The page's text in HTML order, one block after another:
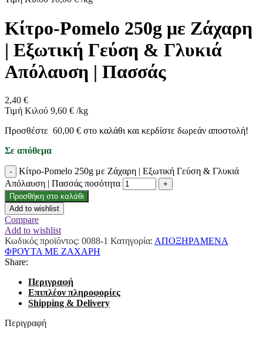
Κίτρο-Pomelo 250g με Ζάχαρη
| Εξωτική Γεύση & Γλυκιά
Απόλαυση | Πασσάς
2,40 €
Τιμή Κιλού 9,60 € /kg
Προσθέστε 60,00 € στο καλάθι και κερδίστε δωρεάν αποστολή!
Σε απόθεμα
Κίτρο-Pomelo 250g με Ζάχαρη | Εξωτική Γεύση & Γλυκιά
Απόλαυση | Πασσάς ποσότητα
Προσθήκη στο καλάθι
Add to wishlist
Compare
Add to wishlist
Κωδικός προϊόντος: 0088-1 Κατηγορία: ΑΠΟΞΗΡΑΜΕΝΑ
ΦΡΟΥΤΑ ΜΕ ΖΑΧΑΡΗ
Share:
Περιγραφή
Επιπλέον πληροφορίες
Shipping & Delivery
Περιγραφή